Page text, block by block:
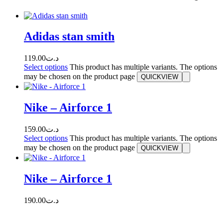
Adidas stan smith
د.ت119.00
Select options This product has multiple variants. The options
may be chosen on the product page
QUICKVIEW
Nike – Airforce 1
د.ت159.00
Select options This product has multiple variants. The options
may be chosen on the product page
QUICKVIEW
Nike – Airforce 1
د.ت190.00